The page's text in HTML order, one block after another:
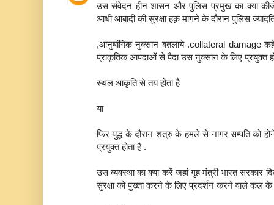
उस संवेदन हीन शासन और पुलिस प्रमुख का क्या
आधी आबादी की सुरक्षा हक़ मांगने के दौरान पुलिस
,आनुषांगिक नुक्सान बतलाये .collateral damage
प्राकृतिक आपदाओं से पैदा उस नुक्सान के लिए प्रयुक्त
स्थल आकृति से तय होता है
या
फिर युद्ध के दौरान शत्रु के हमले से नागर सम्पति को
प्रयुक्त होता है .
उस व्यवस्था का क्या करें जहां गृह मंत्री भारत सरकार
सुरक्षा को पुख्ता करने के लिए प्रदर्शन करने वाले कल